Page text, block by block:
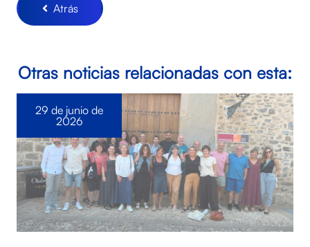
Atrás
Otras noticias relacionadas con esta:
29 de junio de
2026